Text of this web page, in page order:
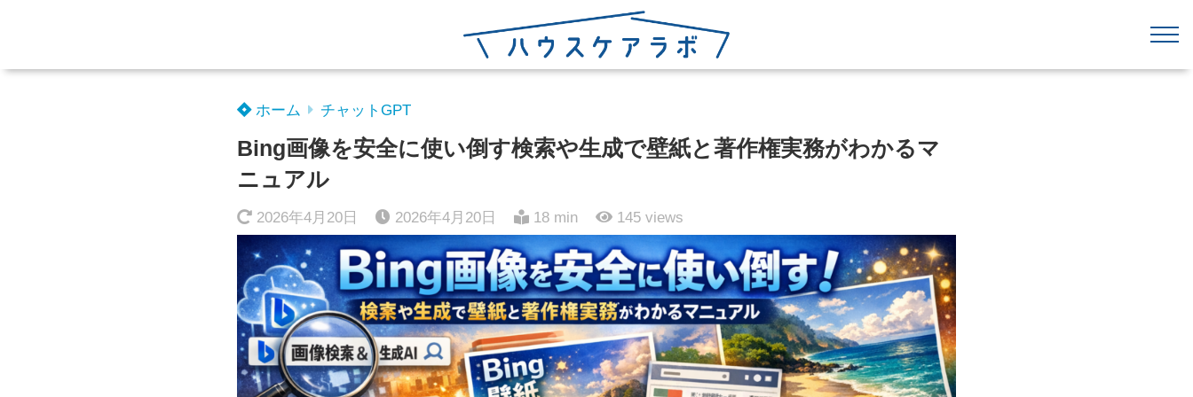
ホーム チャットGPT
Bing画像を安全に使い倒す検索や生成で壁紙と著作権実務がわかるマ
ニュアル
2026年4月20日 2026年4月20日 18 min 145 views